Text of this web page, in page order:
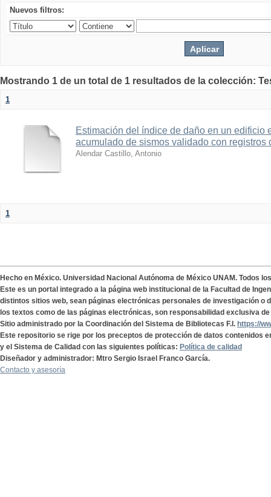
Nuevos filtros:
Mostrando 1 de un total de 1 resultados de la colección:
1
Estimación del índice de daño en un edificio
acumulado de sismos validado con registros
Alendar Castillo, Antonio
1
Hecho en México. Universidad Nacional Autónoma de México UNAM. Todos
Este es un portal integrado a la página web institucional de la Facultad de
distintos sitios web, sean páginas electrónicas personales de investigación o
los textos como de las páginas electrónicas, son responsabilidad exclusiva
Sitio administrado por la Coordinación del Sistema de Bibliotecas F.I. https://
Este repositorio se rige por los preceptos de protección de datos contenidos
y el Sistema de Calidad con las siguientes políticas: Política de calidad
Diseñador y administrador: Mtro Sergio Israel Franco García.
Contacto y asesoría